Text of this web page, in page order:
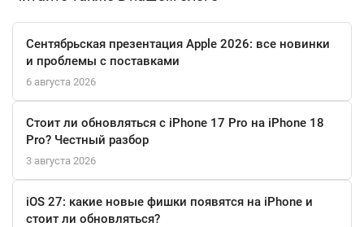
Выберите Apple iPhone 15 Pro 256 ГБ Black Titanium и откройте
для себя мир высоких технологий, стиля и надежности.
Сентябрьская презентация Apple 2026: все новинки
и проблемы с поставками
6 августа 2026
Стоит ли обновляться с iPhone 17 Pro на iPhone 18
Pro? Честный разбор
3 августа 2026
iOS 27: какие новые фишки появятся на iPhone и
стоит ли обновляться?